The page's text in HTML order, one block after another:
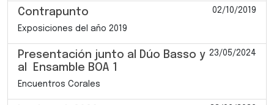
Contrapunto 02/10/2019
Exposiciones del año 2019
Presentación junto al Dúo Basso y
al Ensamble BOA 1
23/05/2024
Encuentros Corales